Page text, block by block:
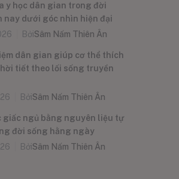
y học dân gian trong đời
nay dưới góc nhìn hiện đại
BởiSâm Nấm Thiên Ân
dân gian giúp cơ thể thích
tiết theo lối sống truyền
BởiSâm Nấm Thiên Ân
giấc ngủ bằng nguyên liệu tự
đời sống hằng ngày
BởiSâm Nấm Thiên Ân